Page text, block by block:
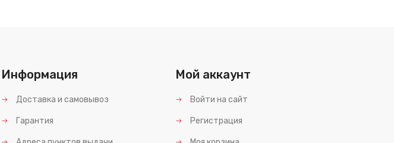
Информация
Доставка и самовывоз
Гарантия
Мой аккаунт
Войти на сайт
Регистрация